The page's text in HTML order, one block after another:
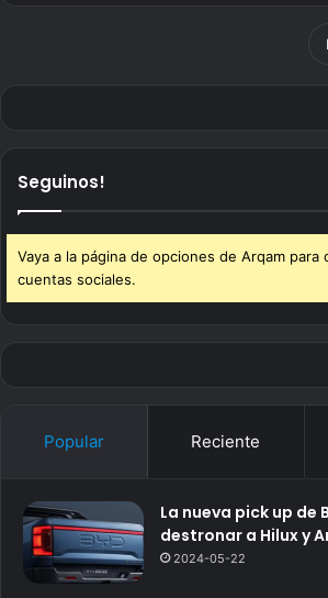
Seguinos!
Vaya a la página de opciones de Arqam para
cuentas sociales.
Popular Reciente
La nueva pick up de
destronar a Hilux y
2024-05-22